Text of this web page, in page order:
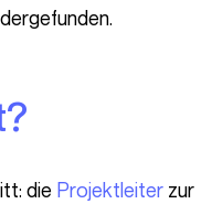
die Projektleiter zur